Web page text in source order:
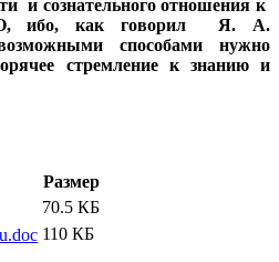
и сознательного отношения к
ибо, как говорил Я. А.
способами нужно
стремление к знанию и
Размер
70.5 КБ
110 КБ